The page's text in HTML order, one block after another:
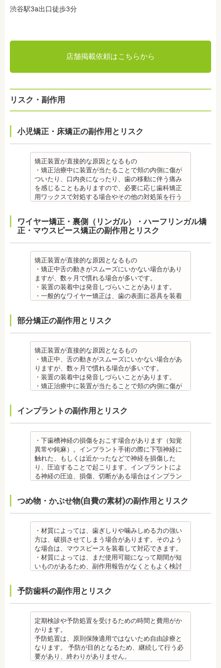
渋谷駅3a出口徒歩3分
店舗掲載依頼はこちらから
リスク・副作用
小児矯正・床矯正の副作用とリスク
矯正装置が直接的な原因となるもの
・矯正治療中に装置が当たることで頬の内側に傷が
ついたり、口内炎になったり、歯の移動に伴う痛み
を感じることもありますので、必要に応じ歯科矯正
用ワックスで対処する場合やその他の対処策を行う
が、数ヶ月で慣れることが多いです。
・装置の装着中は発音しづらいことがあります。
・矯正装置を装着した直後や、ワイヤーを交換した
直後に痛みを感じることがありますが、数日でおさ
まる場合が多いです。また、冷たいものを飲んだと
きにしみる「知覚過敏」があらわれる場合がありま
すが、基本的には数日で改善されます。長期間痛む
場合は、歯科医師に相談しましょう。
金属アレルギー
は、皮膚科で行われているパッチテストなどをうけ
さい。矯正装置を装着したあとに、皮膚や口腔の粘
膜にアレルギー症状が起きた場合は、速やかに歯科
医師の指示を仰いでください。
抜歯・麻酔 ・矯正をしたい箇所に十分なスペースが
ない場合は、抜歯を必要とすることもあります。健
康上問題のない歯を抜歯する場合もあります。
・抜歯する場合は麻酔注射を行います。麻酔薬の中
もあるため、心が起こることもあります。臓や血圧
は、頬を噛んだり、熱いものを飲んだりしてもわか
らないため、口腔内を傷つけるリスクがあります。
さらに、麻酔によって悪心、嘔吐、アレルギー反応
虫歯・歯周病 ・矯正治療中、矯正装置の周りなど、
ブラッシング（歯磨き）しにくい部分ができるた
め、虫歯や歯周炎のリスクが高くなります。
を歯科医師より受けて 、毎日丁寧なブラッシング、
のケアをすることも役立ちます。
・矯正中に虫歯が悪化した場合は、矯正終了後に虫
歯の治療をする、もしくは、矯正中に器具を一度外
して治療を行う必要が生じることがあります。
・基本的に、矯正中には虫歯や歯周病の治療が行え
ません。そのため矯正前にこれらの治療を終わらせ
合は、一般的な歯科医院で、事前に虫歯、歯周病の
・矯正終了後に矯正箇所が元に戻る場合もありま
す。その程度に個人差があります。
・矯正終了して数か月から数年経過すると噛み合わ
せが悪くなる可能性があります。噛み合わせが悪く
なると、咀嚼障害の場合は、噛み合わせの治療を行
います、頭痛、肩こりを招く事があります。また、
ワイヤー矯正・裏側（リンガル）・ハーフリンガル矯
正・マウスピース矯正の副作用とリスク
矯正装置が直接的な原因となるもの
・矯正中舌の動きがスムーズにいかない場合があり
ますが、数ヶ月で慣れる場合が多いです。
・装置の装着中は発音しづらいことがあります。
・一般的なワイヤー矯正は、歯の表面に器具を装着
・矯正治療中に装置が当たることで頬の内側に傷が
ついたり、口内炎になったり、歯の移動に伴う痛み
を感じることもありますので、必要に応じワックス
で対処する場合やその他の対処策を行う場合があり
ます。
・矯正装置を装着した直後や、ワイヤーを交換した
直後に痛みを感じることがありますが、数日でおさ
まる場合が多いです。また、冷たいものを飲んだと
科医師に相談しましょう。
・矯正装置には、さまざまな金属素材が使用されて
いるため、金属アレルギーのある方、不安がある方
は、皮膚科で行われているパッチテストをうけて、
アレルギー材料を特定し、歯科医師に伝えてくださ
い。矯正装置を装着したあとに、皮膚や口腔の粘膜
にアレルギー症状が起きた場合は、速やかに歯科医
師の指示を仰いでください。
・矯正をしたい箇所に十分なスペースがない場合
・抜歯する場合は麻酔注射を行います。麻酔の中に
は、成分に心拍数、血圧を上げる作用があるものも
あるため、心臓や血圧に問題がある方が使用する
と、動悸、血圧上昇を起こす場合があります。ま
た、頬を噛んでもわからなかったり、熱いものを飲
んでもわからないため、口腔内を傷つけるリスクが
さらに、麻酔によって悪心、嘔吐、アレルギー反応
・矯正中、虫歯が悪化する場合があります。治療終
了後に虫歯の治療をする場合と器具を一度外して虫
歯の治療を行う場合があります。
・矯正治療中、矯正装置の周りなど、ブラッシング
（歯磨き）しにくい部分ができるため、虫歯や歯周
炎のリスクが高くなります。間食を控え、矯正治療
部分矯正の副作用とリスク
矯正装置が直接的な原因となるもの
・矯正中、舌の動きがスムーズにいかない場合があ
りますが、数ヶ月で慣れる場合が多いです。
・装置の装着中は発音しづらいことがあります。
・矯正治療中に装置が当たることで頬の内側に傷が
で対処する場合やその他の対処策を行う場合があり
ます。
・矯正装置を装着した直後や、ワイヤーを交換した
直後に痛みを感じることがありますが、数日でおさ
まる場合が多いです。また、冷たいものを飲んだと
きにしみる「知覚過敏」があらわれる場合がありま
すが、基本的には数日で改善されます。長期間痛む
場合は、歯科医師に相談しましょう。
いるため、金属アレルギーのある方、不安がある方
アレルギー材料を特定し、歯科医師に伝えてくださ
い。矯正装置を装着したあとに、皮膚や口腔の粘膜
にアレルギー症状が起きた場合は、速やかに歯科医
師の指示を仰いでください。
抜歯・麻酔
・矯正をしたい箇所に十分なスペースがない場合
は、抜歯を必要とする場合もあります。健康上問題
痛みを感じることもありますので、歯科医師の判断
ため、心臓や血圧に問題がある方が使用すると、動
悸、血圧上昇を起こす場合があります。また、頬を
噛んでもわからなかったり、熱いものを飲んでもわ
からないため、口腔内を傷つけるリスクがありま
す。さらに、麻酔によって悪心、嘔吐、アレルギー
反応が起こることもあります。
インプラントの副作用とリスク
・下歯槽神経の損傷をおこす場合があります（知覚
異常や鈍麻）。インプラント手術の際に下顎神経に
触れた、もしくは近かったなどで神経を損傷した
り、圧迫することで起こります。インプラントによ
る神経の圧迫、損傷、切断がある場合はインプラン
・上あごにインプラントを埋める際に、上顎洞を破
る場合があります。手術した時に感染が生じると蓄
膿症になる場合があります。この場合は、インプラ
ントを除去する場合もあります。また、蓄膿症の治
療には耳鼻咽喉科にて治療が必要な場合もありま
す。
・インプラントは、入れ歯の治療とは異なり、外科
手術を行う必要があります。手術により今までは何
けられない場合もあります。免疫力や抵抗力が低下
病の方、口腔内の衛生状態の悪い方や、あごの骨が
足りない方、喫煙者の方は、事前に生活習慣の改
善、治療が必要となる場合があります。
・インプラント術後すぐには違和感があったり、痛
み、腫れ、出血などが発生する場合がありますが、
これらの症状の多くについては一時的なもので、多
くの場合2～3日で治まります。
つめ物・かぶせ物(自費の素材)の副作用とリスク
・材質によっては、歯ぎしりや噛みしめる力の強い
方は、破損させてしまう場合があります。そのよう
な場合は、マウスピースを装着して対応できます。
・材質によっては、まだ使用可能になって期間が短
いものがあるため、副作用報告がなくともよく検討
・ジルコニア自体が割れてしまうのではなく、表面
を覆っているポーセレンというセラミックが割れて
しまうことのほうが多くあります。
原因のひとつとしては、ポーセレンというセラミッ
クとジルコニアの密着度が、セラミック同士との場
合や金属とセラミックとの場合に比べて、若干弱い
場合があるからです。他にも、激しい歯ぎしりをす
る人の場合、どうしてもセラミックの部分はジルコ
予防歯科の副作用とリスク
定期検診や予防処置を受けるための時間と費用がか
かります。
予防処置は、原則保険適用ではないため自由診療と
なります。 予防が目的となるため、継続して行う必
要があり、終わりがありません。